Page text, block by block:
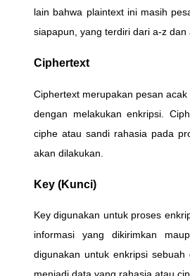
lain bahwa plaintext ini masih
siapapun, yang terdiri dari a-z dan
Ciphertext
Ciphertext merupakan pesan
dengan melakukan enkripsi.
ciphe atau sandi rahasia pada
akan dilakukan.
Key (Kunci)
Key digunakan untuk proses
informasi yang dikirimkan
digunakan untuk enkripsi